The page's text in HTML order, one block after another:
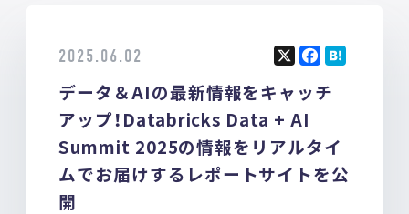
2025.06.02
データ＆AIの最新情報をキャッチ
アップ！Databricks Data + AI
Summit 2025の情報をリアルタイ
ムでお届けするレポートサイトを公
開
a
ce
b
o
o
at
n
a